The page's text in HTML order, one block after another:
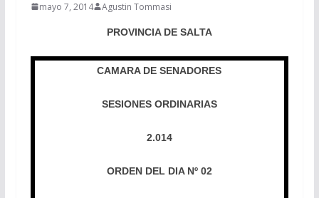
mayo 7, 2014 Agustin Tommasi
PROVINCIA DE SALTA
CAMARA DE SENADORES
SESIONES ORDINARIAS
2.014
ORDEN DEL DIA Nº 02